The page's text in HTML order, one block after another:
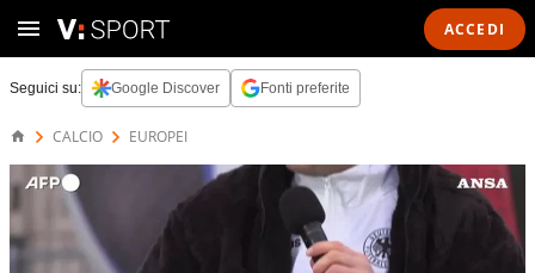
ACCEDI
Seguici su: Google Discover Fonti preferite
CALCIO EUROPEI